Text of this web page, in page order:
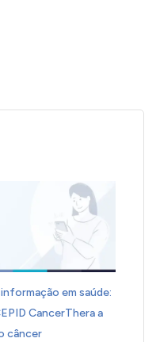
em saúde:
CancerThera a
câncer